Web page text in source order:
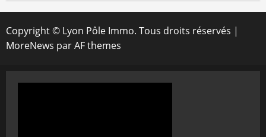
Copyright © Lyon Pôle Immo. Tous droits réservés |
MoreNews par AF themes